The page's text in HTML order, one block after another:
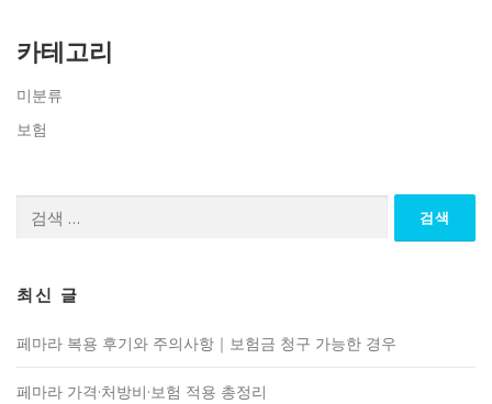
카테고리
미분류
보험
최신 글
페마라 복용 후기와 주의사항｜보험금 청구 가능한 경우
페마라 가격·처방비·보험 적용 총정리